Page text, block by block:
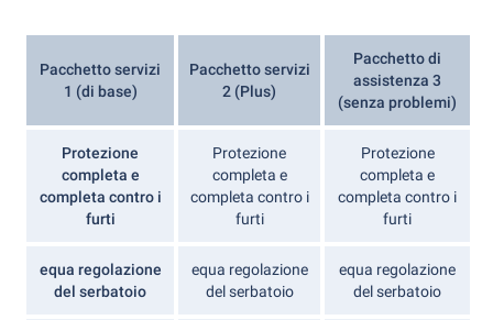
Pacchetto servizi
1 (di base)
Pacchetto servizi
2 (Plus)
Pacchetto di
assistenza 3
(senza problemi)
Protezione
completa e
completa contro i
furti
Protezione
completa e
completa contro i
furti
Protezione
completa e
completa contro i
furti
equa regolazione
del serbatoio
equa regolazione
del serbatoio
equa regolazione
del serbatoio